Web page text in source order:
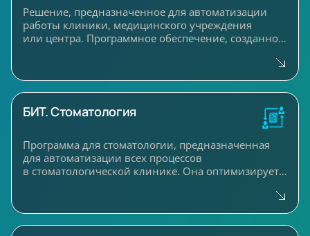
Решение, предназначенное для автоматизации
работы клиники, медицинского учреждения
или центра. Программное обеспечение, созданное
включая учет, обработку данных пациентов, а
также соблюдение требований законодательства.
Решение БИТ. УМЦ помогает организовать работу
обеспечивая оперативный контроль и анализ, что
способствует повышению качества обслуживания
клиентов и оптимизации бизнес-процессов.
БИТ. Стоматология
Программа для стоматологии, предназначенная
для автоматизации всех процессов
в стоматологической клинике. Она оптимизирует
так и крупных сеть филиалов, улучшая управление
бизнес-процессами, что делает их более
эффективными и упрощает работу с клиентами и